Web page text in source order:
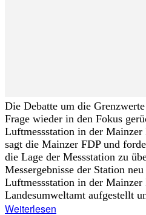
Die Debatte um die
Frage wieder in den Fokus
Luftmessstation in der Mainzer
sagt die Mainzer FDP und
die Lage der Messstation zu
Messergebnisse der Station
Luftmessstation in der Mainzer
Landesumweltamt aufgestellt
Weiterlesen